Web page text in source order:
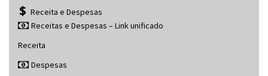
Receita e Despesas
Receitas e Despesas – Link unificado
Receita
Despesas